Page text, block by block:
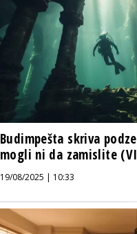
Budimpešta skriva
mogli ni da zamislite
19/08/2025 | 10:33